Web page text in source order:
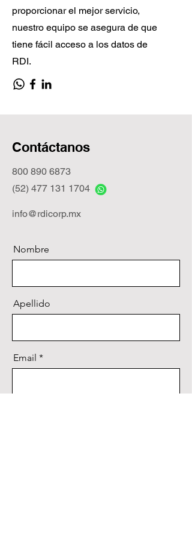
proporcionar el mejor servicio,
nuestro equipo se asegura de que
tiene fácil acceso a los datos de
RDI.
Contáctanos
800 890 6873
(52) 477 131 1704
info@rdicorp.mx
Nombre
Apellido
Email